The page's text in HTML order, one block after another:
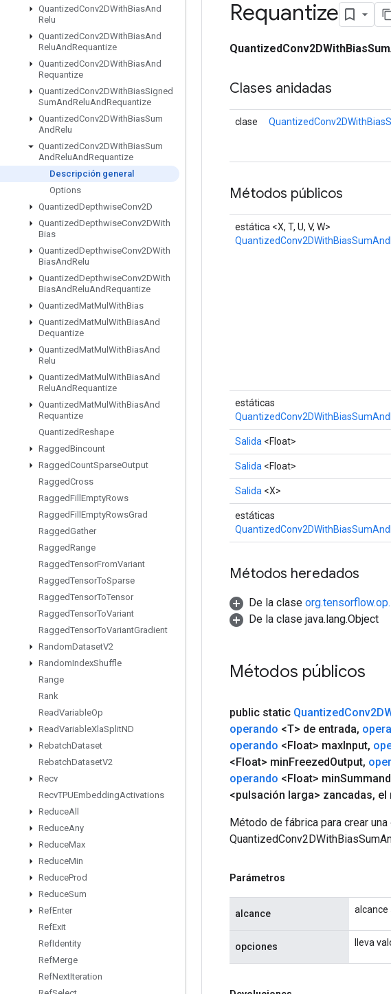
QuantizedConv2DWithBiasAnd
Relu
QuantizedConv2DWithBiasAnd
ReluAndRequantize
QuantizedConv2DWithBiasAnd
Requantize
QuantizedConv2DWithBiasSigned
SumAndReluAndRequantize
QuantizedConv2DWithBiasSum
AndRelu
QuantizedConv2DWithBiasSum
AndReluAndRequantize
Descripción general
Options
QuantizedDepthwiseConv2D
QuantizedDepthwiseConv2DWith
Bias
QuantizedDepthwiseConv2DWith
BiasAndRelu
QuantizedDepthwiseConv2DWith
BiasAndReluAndRequantize
QuantizedMatMul WithBias
QuantizedMatMul WithBiasAnd
Dequantize
QuantizedMatMul WithBiasAnd
Relu
QuantizedMatMul WithBiasAnd
ReluAndRequantize
QuantizedMatMul WithBiasAnd
Requantize
QuantizedReshape
RaggedBincount
RaggedCountSparseOutput
RaggedCross
RaggedFill EmptyRows
RaggedFill EmptyRowsGrad
RaggedGather
RaggedRange
RaggedTensorFromVariant
RaggedTensorToSparse
RaggedTensorToTensor
RaggedTensorToVariant
RaggedTensorToVariantGradient
RandomDatasetV2
RandomIndexShuffle
Range
Rank
ReadVariableOp
ReadVariableXlaSplitND
RebatchDataset
RebatchDatasetV2
Recv
RecvTPUEmbeddingActivations
ReduceAll
ReduceAny
ReduceMax
ReduceMin
ReduceProd
ReduceSum
RefEnter
RefExit
RefIdentity
RefMerge
RefNextIteration
Requantize
Clases anidadas
clase
Métodos públicos
estática <X, T, U, V, W>
estáticas
Salida <Float>
Salida <Float>
Salida <X>
estáticas
Métodos heredados
De la clase
De la clase java.lang.Object
Métodos públicos
public static Quantized
operando <T> de entrada,
operando <Float> maxInput,
<Float> minFreezedOutput,
operando <Float> minSummand
<pulsación larga> zancadas, el
Método de fábrica para crear
Parámetros
alcance alcance
opciones lleva